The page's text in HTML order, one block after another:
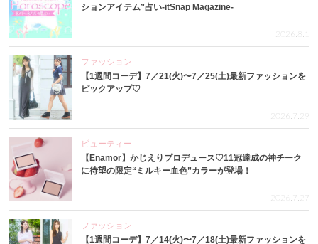
ションアイテム”占い-itSnap Magazine-
2026.8.1
ファッション
【1週間コーデ】7／21(火)〜7／25(土)最新ファッションを
ピックアップ♡
2026.7.29
ビューティー
【Enamor】かじえりプロデュース♡11冠達成の神チーク
に待望の限定“ミルキー血色”カラーが登場！
2026.7.27
ファッション
【1週間コーデ】7／14(火)〜7／18(土)最新ファッションを